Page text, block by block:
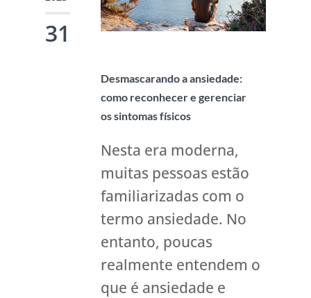
31
Desmascarando a ansiedade:
como reconhecer e gerenciar
os sintomas físicos
Nesta era moderna,
muitas pessoas estão
familiarizadas com o
termo ansiedade. No
entanto, poucas
realmente entendem o
que é ansiedade e